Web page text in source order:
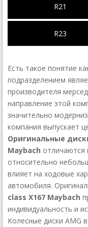
R21
R23
Есть такое понятие
подразделением
производителя
направление этой
значительно
компания выпускает
Оригинальные
Maybach
относительно
влияет на ходовые
автомобиля.
class X167 Maybach
индивидуальность и
Колесные диски AMG